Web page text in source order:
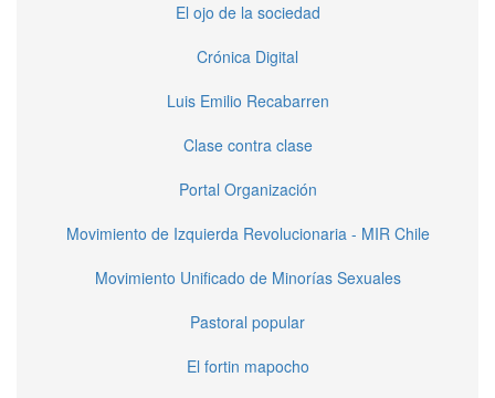
El ojo de la sociedad
Crónica Digital
Luis Emilio Recabarren
Clase contra clase
Portal Organización
Movimiento de Izquierda Revolucionaria - MIR Chile
Movimiento Unificado de Minorías Sexuales
Pastoral popular
El fortin mapocho